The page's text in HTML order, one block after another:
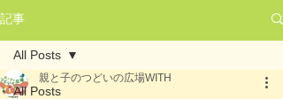
記事
All Posts
All Posts
親と子のつどいの広場WITH